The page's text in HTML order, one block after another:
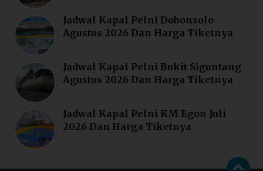
Jadwal Kapal Pelni Dobonsolo
Agustus 2026 Dan Harga Tiketnya
Jadwal Kapal Pelni Bukit Siguntang
Agustus 2026 Dan Harga Tiketnya
Jadwal Kapal Pelni KM Egon Juli
2026 Dan Harga Tiketnya